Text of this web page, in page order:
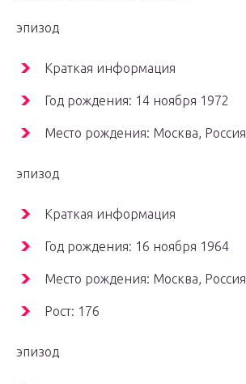
эпизод
Краткая информация
Год рождения: 14 ноября 1972
Место рождения: Москва, Россия
эпизод
Краткая информация
Год рождения: 16 ноября 1964
Место рождения: Москва, Россия
Рост: 176
эпизод